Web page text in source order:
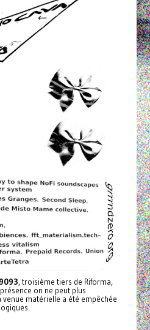
, troisième tiers de Riforma,
on ne peut plus
matérielle a été empêchée